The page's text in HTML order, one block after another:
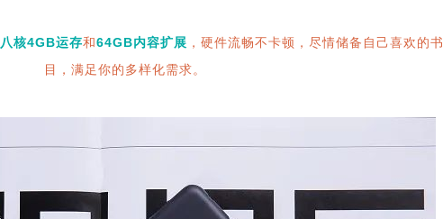
八核4GB运存和64GB内容扩展 ，硬件流畅不卡顿，尽情储备自己喜欢的书
目，满足你的多样化需求。